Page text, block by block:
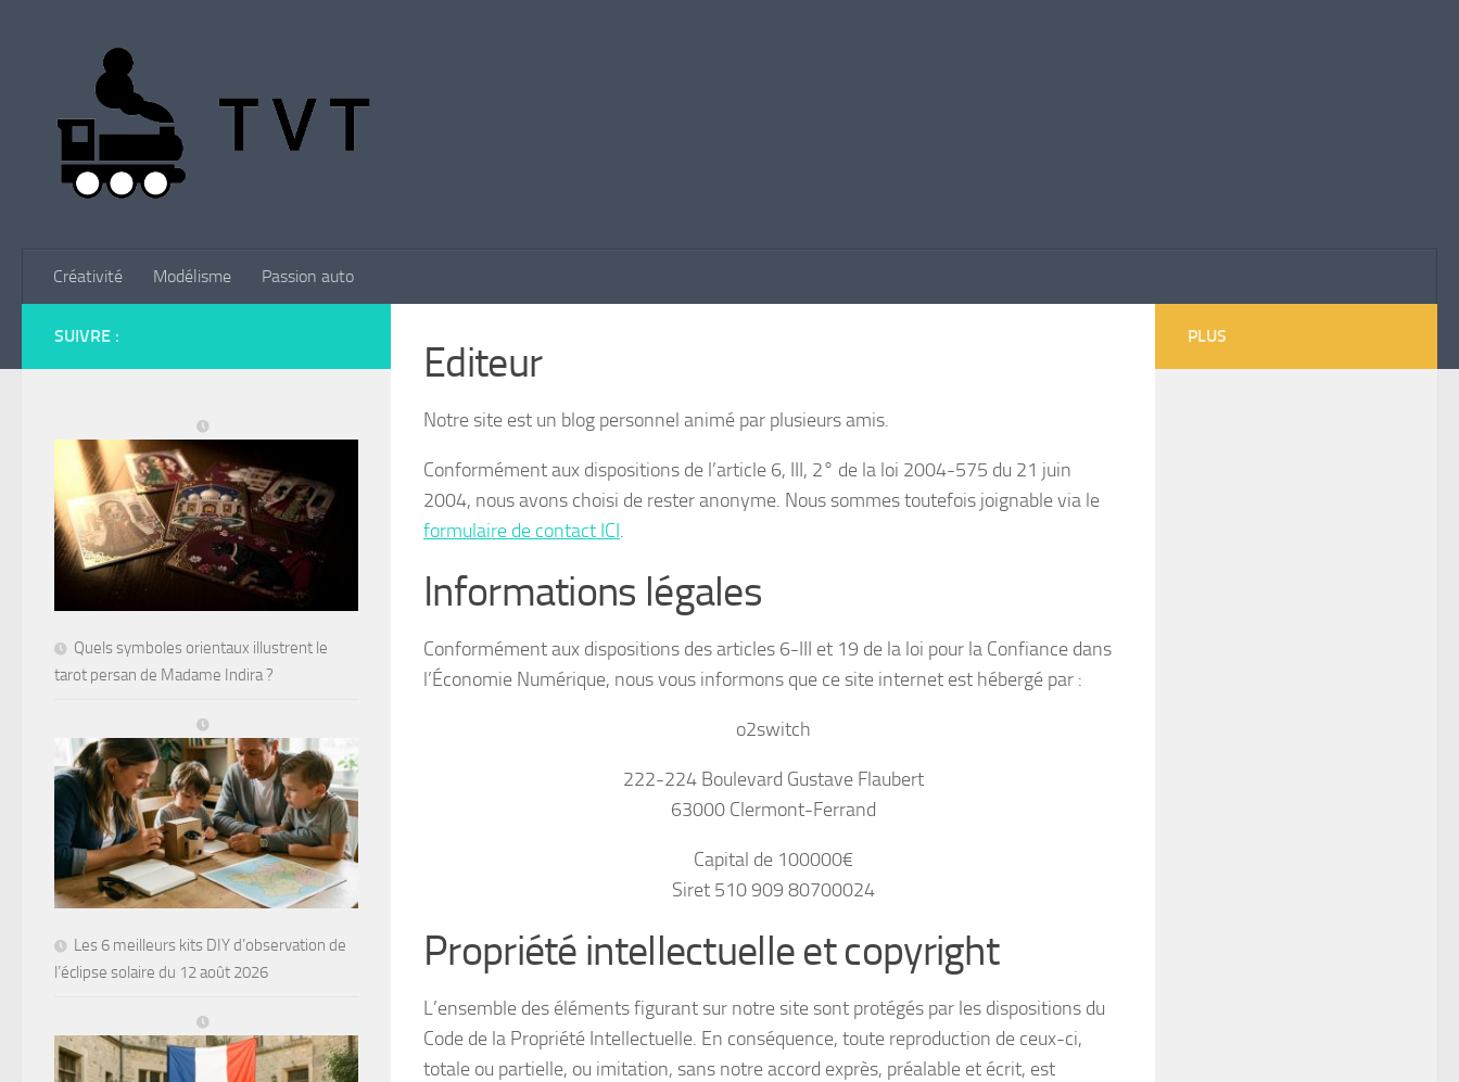
Créativité Modélisme Passion auto
Editeur
Notre site est un blog personnel animé par plusieurs amis.
Conformément aux dispositions de l’article 6, III, 2° de la loi 2004-575 du 21 juin
2004, nous avons choisi de rester anonyme. Nous sommes toutefois joignable via le
formulaire de contact ICI.
Informations légales
Conformément aux dispositions des articles 6-III et 19 de la loi pour la Confiance dans
l’Économie Numérique, nous vous informons que ce site internet est hébergé par :
o2switch
222-224 Boulevard Gustave Flaubert
63000 Clermont-Ferrand
Capital de 100000€
Siret 510 909 80700024
Propriété intellectuelle et copyright
L’ensemble des éléments figurant sur notre site sont protégés par les dispositions du
Code de la Propriété Intellectuelle. En conséquence, toute reproduction de ceux-ci,
totale ou partielle, ou imitation, sans notre accord exprès, préalable et écrit, est
SUIVRE :
Quels symboles orientaux illustrent le
tarot persan de Madame Indira ?
Les 6 meilleurs kits DIY d’observation de
l’éclipse solaire du 12 août 2026
PLUS